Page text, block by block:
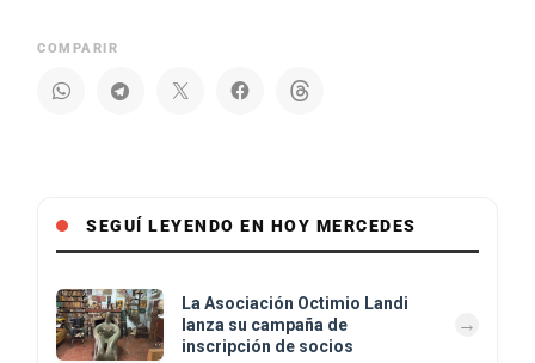
COMPARIR
SEGUÍ LEYENDO EN HOY MERCEDES
La Asociación Octimio Landi
lanza su campaña de
inscripción de socios